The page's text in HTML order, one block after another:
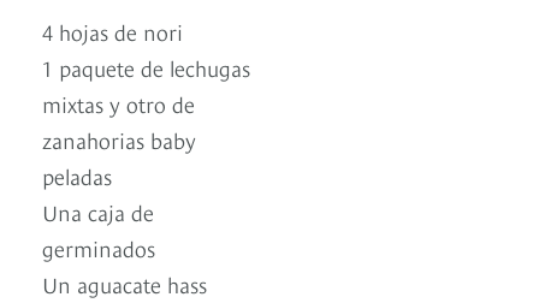
4 hojas de nori
1 paquete de lechugas
mixtas y otro de
zanahorias baby
peladas
Una caja de
germinados
Un aguacate hass